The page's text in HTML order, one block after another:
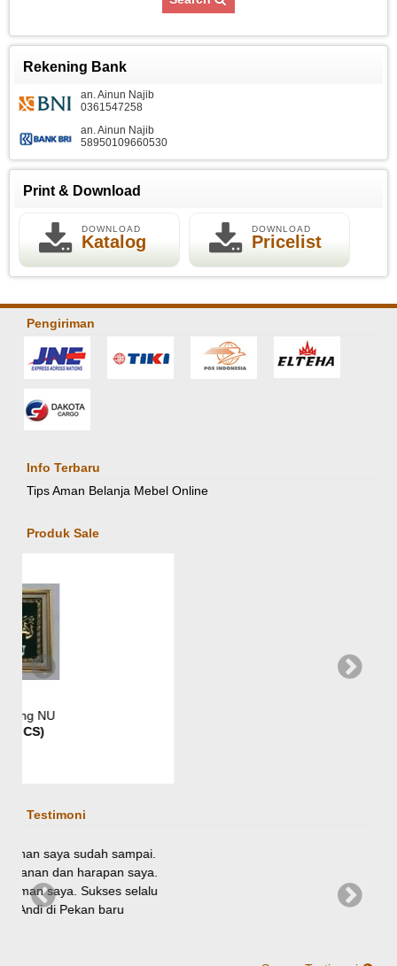
Rekening Bank
an. Ainun Najib
0361547258
an. Ainun Najib
58950109660530
Print & Download
DOWNLOAD
Katalog
DOWNLOAD
Pricelist
Pengiriman
Info Terbaru
Tips Aman Belanja Mebel Online
Produk Sale
Testimoni